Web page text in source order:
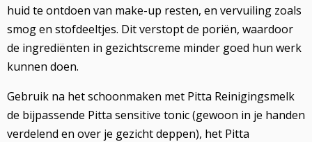
huid te ontdoen van make-up resten, en vervuiling zoals
smog en stofdeeltjes. Dit verstopt de poriën, waardoor
de ingrediënten in gezichtscreme minder goed hun werk
kunnen doen.
Gebruik na het schoonmaken met Pitta Reinigingsmelk
de bijpassende Pitta sensitive tonic (gewoon in je handen
verdelend en over je gezicht deppen), het Pitta